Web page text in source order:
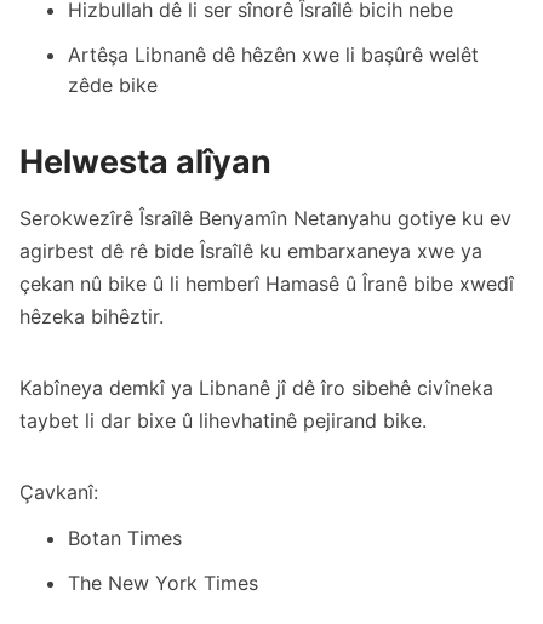
Hizbullah dê li ser sînorê Îsraîlê bicih nebe
Artêşa Libnanê dê hêzên xwe li başûrê welêt
zêde bike
Helwesta alîyan
Serokwezîrê Îsraîlê Benyamîn Netanyahu gotiye ku ev
agirbest dê rê bide Îsraîlê ku embarxaneya xwe ya
çekan nû bike û li hemberî Hamasê û Îranê bibe xwedî
hêzeka bihêztir.
Kabîneya demkî ya Libnanê jî dê îro sibehê civîneka
taybet li dar bixe û lihevhatinê pejirand bike.
Çavkanî:
Botan Times
The New York Times